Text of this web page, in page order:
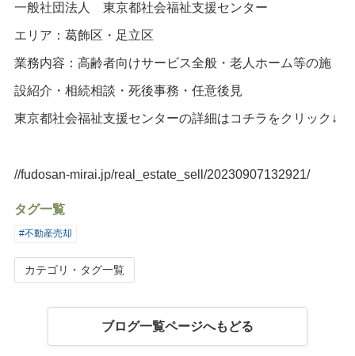
一般社団法人 東京都社会福祉支援センター
エリア：葛飾区・足立区
業務内容：高齢者向けサービス全般・老人ホーム等の施
設紹介・相続相談・死後事務・任意後見
東京都社会福祉支援センターの詳細はコチラをクリック↓
//fudosan-mirai.jp/real_estate_sell/20230907132921/
タグ一覧
#不動産売却
カテゴリ・タグ一覧
ブログ一覧ページへもどる